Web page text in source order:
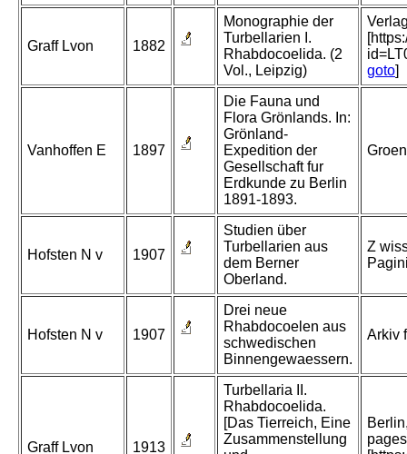
Graff Lvon 1882
Monographie der
Turbellarien I.
Rhabdocoelida. (2
Vol., Leipzig)
goto]
Vanhoffen E 1897
Die Fauna und
Flora Grönlands. In:
Grönland-
Expedition der
Gesellschaft fur
Erdkunde zu Berlin
1891-1893.
Hofsten N v 1907
Studien über
Turbellarien aus
dem Berner
Oberland.
Z
Hofsten N v 1907
Drei neue
Rhabdocoelen aus
schwedischen
Binnengewaessern.
Arkiv
Graff Lvon 1913
Turbellaria II.
Rhabdocoelida.
[Das Tierreich, Eine
Zusammenstellung